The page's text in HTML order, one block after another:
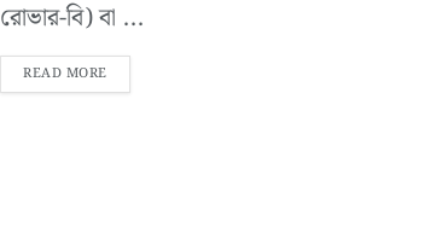
রোভার-বি) বা ...
READ MORE